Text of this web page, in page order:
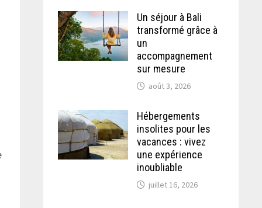
Un séjour à Bali
transformé grâce à
un
accompagnement
sur mesure
août 3, 2026
Hébergements
insolites pour les
vacances : vivez
une expérience
inoubliable
juillet 16, 2026